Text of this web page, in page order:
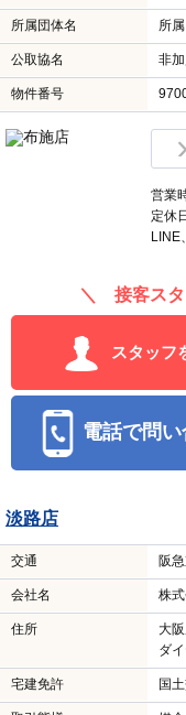
所属団体名 所
公取協名 非
物件番号
営業
定休
LINE
＼ 接客スタ
スタッフ
電話で問い
淡路店
交通 阪
会社名 株
住所
大
ダ
宅建免許 国